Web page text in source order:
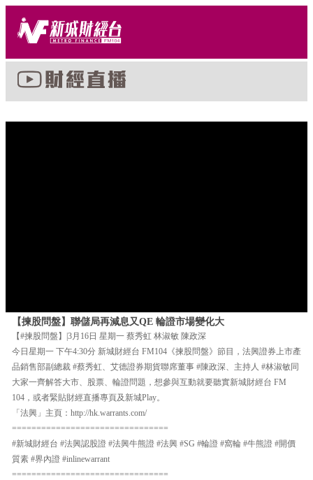
【揀股問盤】聯儲局再減息又QE 輪證市場變化大
【#揀股問盤】|3月16日 星期一 蔡秀虹 林淑敏 陳政深
今日星期一 下午4:30分 新城財經台 FM104《揀股問盤》節目，法興證券上市產
品銷售部副總裁 #蔡秀虹、艾德證券期貨聯席董事 #陳政深、主持人 #林淑敏同
大家一齊解答大市、股票、輪證問題，想參與互動就要聽實新城財經台 FM
104，或者緊貼財經直播專頁及新城Play。
「法興」主頁：http://hk.warrants.com/
================================
#新城財經台 #法興認股證 #法興牛熊證 #法興 #SG #輪證 #窩輪 #牛熊證 #開價
質素 #界內證 #inlinewarrant
================================